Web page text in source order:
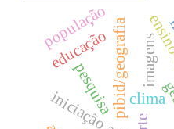
clima
pibid/geografia
pesquisa
educação
população
imagens